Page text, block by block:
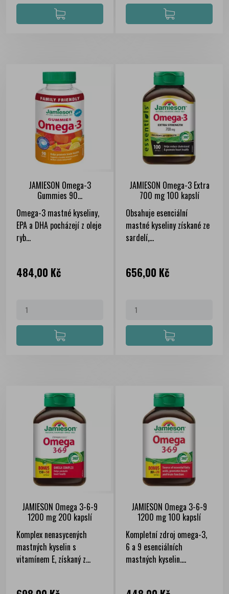
JAMIESON Omega-3
Gummies 90...
Omega-3 mastné kyseliny,
EPA a DHA pocházejí z oleje
ryb...
Cena
484,00 Kč
JAMIESON Omega-3 Extra
700 mg 100 kapslí
Obsahuje esenciální
mastné kyseliny získané ze
sardelí,...
Cena
656,00 Kč
JAMIESON Omega 3-6-9
1200 mg 200 kapslí
Komplex nenasycených
mastných kyselin s
vitamínem E, získaný z...
JAMIESON Omega 3-6-9
1200 mg 100 kapslí
Kompletní zdroj omega-3,
6 a 9 esenciálních
mastných kyselin....